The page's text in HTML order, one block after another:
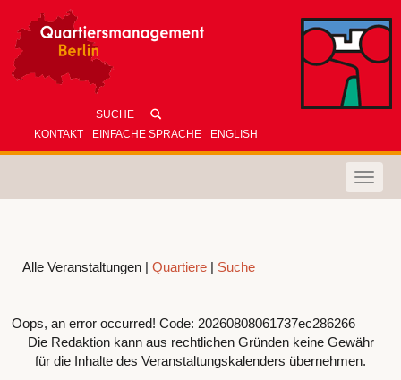
KONTAKT EINFACHE SPRACHE ENGLISH
Toggle
Alle Veranstaltungen | Quartiere | Suche
Oops, an error occurred! Code: 20260808061737ec286266
Die Redaktion kann aus rechtlichen Gründen keine Gewähr
für die Inhalte des Veranstaltungskalenders übernehmen.